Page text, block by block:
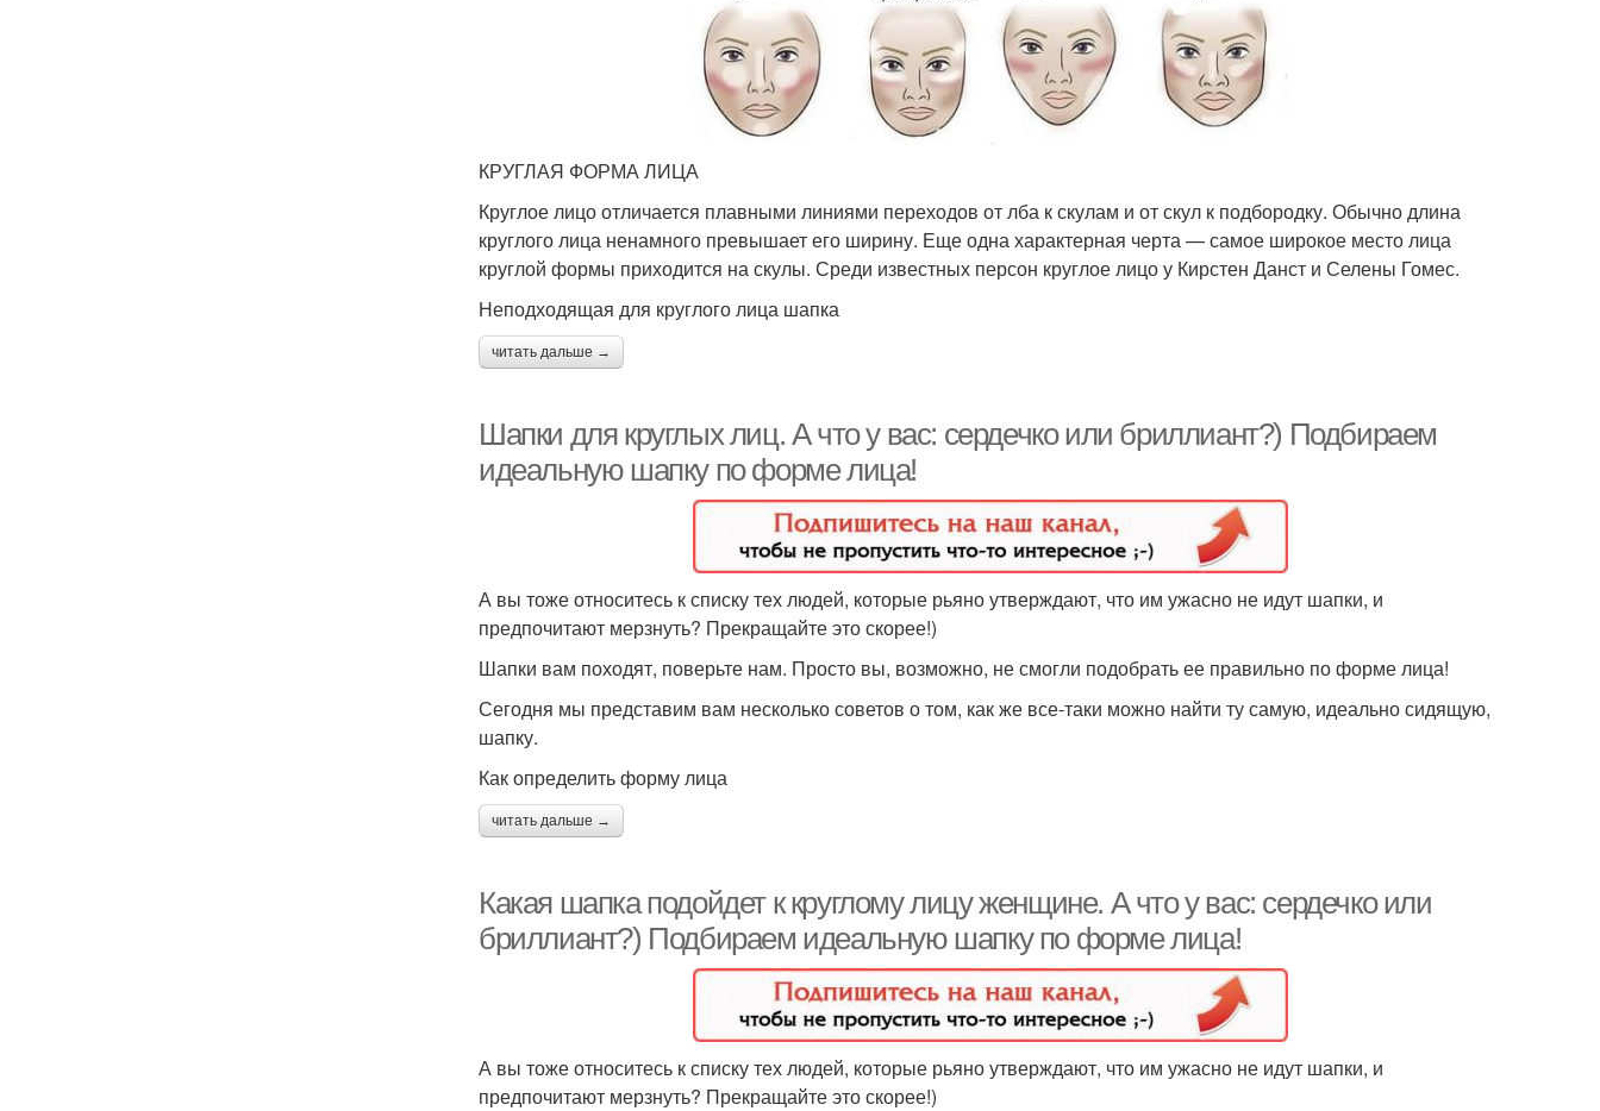
КРУГЛАЯ ФОРМА ЛИЦА
Круглое лицо отличается плавными линиями переходов от лба к скулам и от скул к подбородку. Обычно длина
круглого лица ненамного превышает его ширину. Еще одна характерная черта — самое широкое место лица
круглой формы приходится на скулы. Среди известных персон круглое лицо у Кирстен Данст и Селены Гомес.
Неподходящая для круглого лица шапка
читать дальше →
Шапки для круглых лиц. А что у вас: сердечко или бриллиант?) Подбираем
идеальную шапку по форме лица!
А вы тоже относитесь к списку тех людей, которые рьяно утверждают, что им ужасно не идут шапки, и
предпочитают мерзнуть? Прекращайте это скорее!)
Шапки вам походят, поверьте нам. Просто вы, возможно, не смогли подобрать ее правильно по форме лица!
Сегодня мы представим вам несколько советов о том, как же все-таки можно найти ту самую, идеально сидящую,
шапку.
Как определить форму лица
читать дальше →
Какая шапка подойдет к круглому лицу женщине. А что у вас: сердечко или
бриллиант?) Подбираем идеальную шапку по форме лица!
А вы тоже относитесь к списку тех людей, которые рьяно утверждают, что им ужасно не идут шапки, и
предпочитают мерзнуть? Прекращайте это скорее!)